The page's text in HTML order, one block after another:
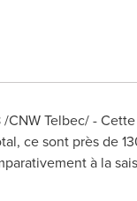
/CNW Telbec/ -
ce sont près de
à la